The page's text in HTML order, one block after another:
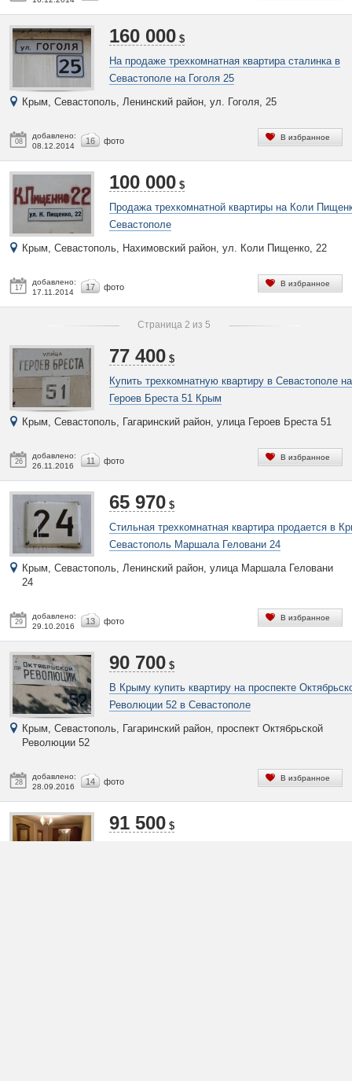
08
добавлено:
08.12.2014
16 фото
160 000 $
На продаже трехкомнатная квартира сталинка в
Севастополе на Гоголя 25
Крым, Севастополь, Ленинский район, ул. Гоголя, 25
В избранное
17
добавлено:
17.11.2014
17 фото
100 000 $
Продажа трехкомнатной квартиры на Коли
Севастополе
Крым, Севастополь, Нахимовский район, ул. Коли Пищенко, 22
В избранное
Страница 2 из 5
26
добавлено:
26.11.2016
11 фото
77 400 $
Купить трехкомнатную квартиру в Севастополе на
Героев Бреста 51 Крым
Крым, Севастополь, Гагаринский район, улица Героев Бреста 51
В избранное
29
добавлено:
29.10.2016
13 фото
65 970 $
Стильная трехкомнатная квартира продается в
Севастополь Маршала Геловани 24
Крым, Севастополь, Ленинский район, улица Маршала Геловани
24
В избранное
28
добавлено:
28.09.2016
14 фото
90 700 $
В Крыму купить квартиру на проспекте
Революции 52 в Севастополе
Крым, Севастополь, Гагаринский район, проспект Октябрьской
Революции 52
В избранное
91 500 $